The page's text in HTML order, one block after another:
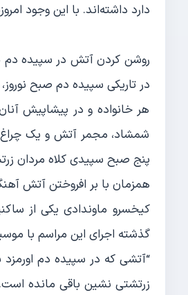
دارد داشته‌اند. با این وجود
روشن کردن آتش در سپیده دم
در تاریکی سپیده دم صبح
هر خانواده و در پیشاپیش
شمشاد، مجمر آتش و یک چراغ
پنج صبح سپیدی کلاه مردان
همزمان با بر افروختن آتش
کیخسرو ماوندادی یکی از
گذشته اجرای این مراسم با
“آتشی که در سپیده دم اورمزد
زرتشتی نشین باقی مانده